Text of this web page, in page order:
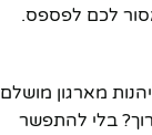
של 52% שפשוט אסור לכם לפספס.
מארגון מושלם
בלי להתפשר